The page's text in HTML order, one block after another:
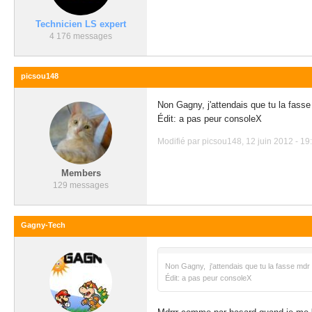
Technicien LS expert
4 176 messages
picsou148
Members
129 messages
Non Gagny, j'attendais que tu la
Édit: a pas peur consoleX
Modifié par picsou148, 12 juin 2012 -
Gagny-Tech
Non Gagny, j'attendais que tu la fasse mdr
Édit: a pas peur consoleX